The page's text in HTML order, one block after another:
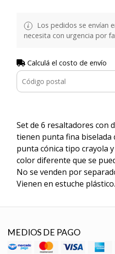
Los pedidos se envían
necesita con urgencia por
Calculá el costo de envío
Set de 6 resaltadores con
tienen punta fina biselada
punta cónica tipo crayola
color diferente que se
No se venden por
Vienen en estuche plástico.
MEDIOS DE PAGO